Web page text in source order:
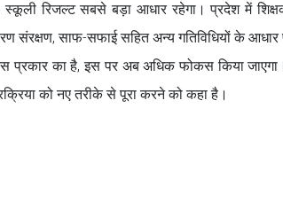
रिजल्ट सबसे बड़ा आधार रहेगा। प्रदेश में
संरक्षण, साफ-सफाई सहित अन्य गतिविधियों के आधार
प्रकार का है, इस पर अब अधिक फोकस किया जाएगा।
को नए तरीके से पूरा करने को कहा है।